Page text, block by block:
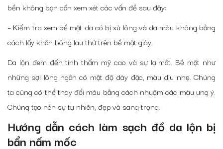
bền không bạn cần xem xét các vấn đề sau đây:
– Kiểm tra xem bề mặt da có bị xù lông và da màu không bằng
cách lấy khăn bông lau thử trên bề mặt giày.
Da lộn đem đến tính thẩm mỹ cao và sự lạ mắt. Bề mặt như
những sợi lông ngắn có mật độ dày đặc, màu dịu nhẹ. Chúng
ta cũng có thể thay đổi màu bằng cách nhuộm các màu ưng ý.
Chúng tạo nên sự tự nhiên, đẹp và sang trọng.
Hướng dẫn cách làm sạch đồ da lộn bị
bẩn nấm mốc